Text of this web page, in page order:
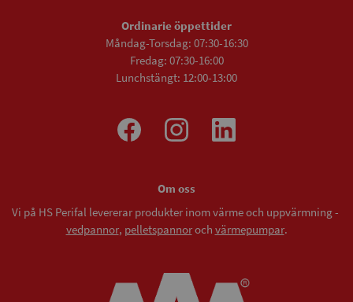
Ordinarie öppettider
Måndag-Torsdag: 07:30-16:30
Fredag: 07:30-16:00
Lunchstängt: 12:00-13:00
Om oss
Vi på HS Perifal levererar produkter inom värme och uppvärmning -
vedpannor, pelletspannoroch värmepumpar.